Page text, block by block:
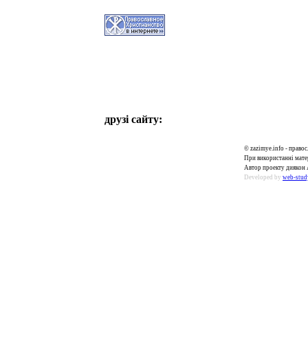
друзі сайту:
© zazimye.info -
При використанні
Автор проекту диякон
Developed by web-